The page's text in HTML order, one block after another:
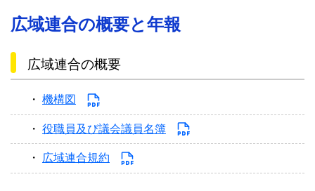
広域連合の概要と年報
広域連合の概要
機構図
役職員及び議会議員名簿
広域連合規約